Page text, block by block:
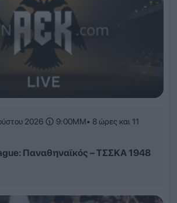
2026 9:00ΜΜ• 8 ώρες και 11
Παναθηναϊκός – ΤΣΣΚΑ 1948